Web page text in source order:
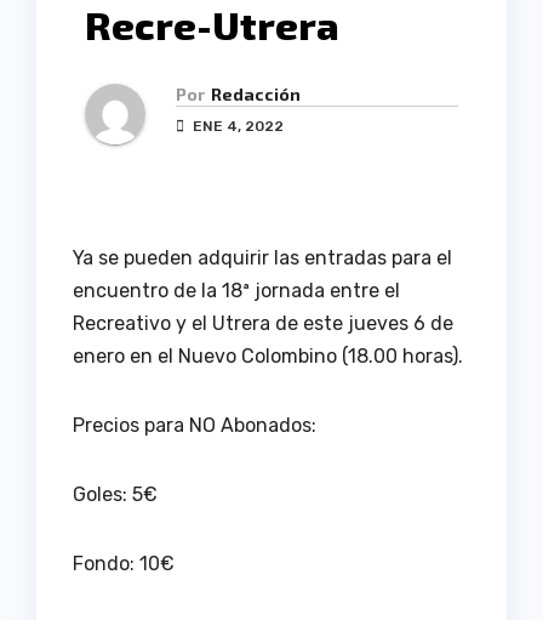
Recre-Utrera
Por Redacción
ENE 4, 2022
Ya se pueden adquirir las entradas para el
encuentro de la 18ª jornada entre el
Recreativo y el Utrera de este jueves 6 de
enero en el Nuevo Colombino (18.00 horas).
Precios para NO Abonados:
Goles: 5€
Fondo: 10€